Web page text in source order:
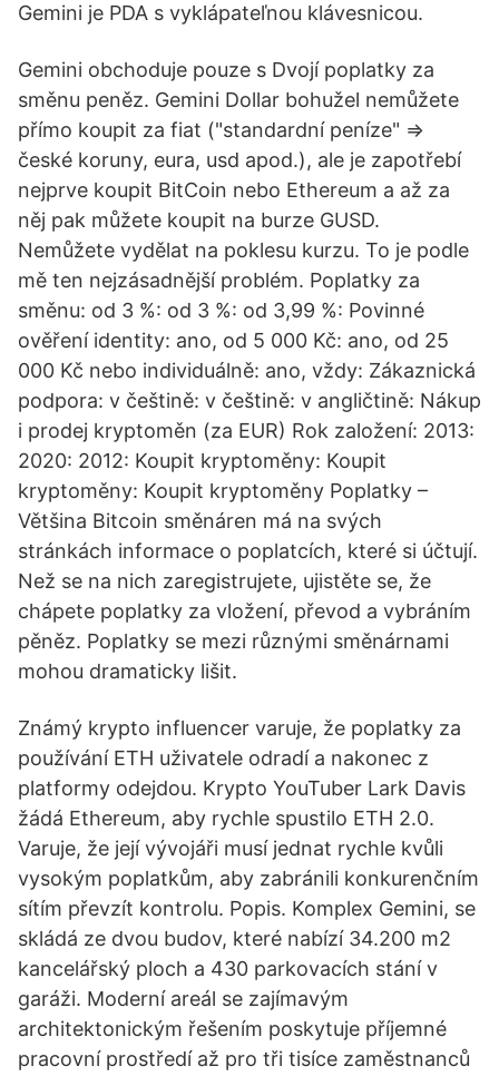
Gemini je PDA s vyklápateľnou klávesnicou.
Gemini obchoduje pouze s Dvojí poplatky za
směnu peněz. Gemini Dollar bohužel nemůžete
přímo koupit za fiat ("standardní peníze" =>
české koruny, eura, usd apod.), ale je zapotřebí
nejprve koupit BitCoin nebo Ethereum a až za
něj pak můžete koupit na burze GUSD.
Nemůžete vydělat na poklesu kurzu. To je podle
mě ten nejzásadnější problém. Poplatky za
směnu: od 3 %: od 3 %: od 3,99 %: Povinné
ověření identity: ano, od 5 000 Kč: ano, od 25
000 Kč nebo individuálně: ano, vždy: Zákaznická
podpora: v češtině: v češtině: v angličtině: Nákup
i prodej kryptoměn (za EUR) Rok založení: 2013:
2020: 2012: Koupit kryptoměny: Koupit
kryptoměny: Koupit kryptoměny Poplatky –
Většina Bitcoin směnáren má na svých
stránkách informace o poplatcích, které si účtují.
Než se na nich zaregistrujete, ujistěte se, že
chápete poplatky za vložení, převod a vybráním
pěněz. Poplatky se mezi různými směnárnami
mohou dramaticky lišit.
Známý krypto influencer varuje, že poplatky za
používání ETH uživatele odradí a nakonec z
platformy odejdou. Krypto YouTuber Lark Davis
žádá Ethereum, aby rychle spustilo ETH 2.0.
Varuje, že její vývojáři musí jednat rychle kvůli
vysokým poplatkům, aby zabránili konkurenčním
sítím převzít kontrolu. Popis. Komplex Gemini, se
skládá ze dvou budov, které nabízí 34.200 m2
kancelářský ploch a 430 parkovacích stání v
garáži. Moderní areál se zajímavým
architektonickým řešením poskytuje příjemné
pracovní prostředí až pro tři tisíce zaměstnanců